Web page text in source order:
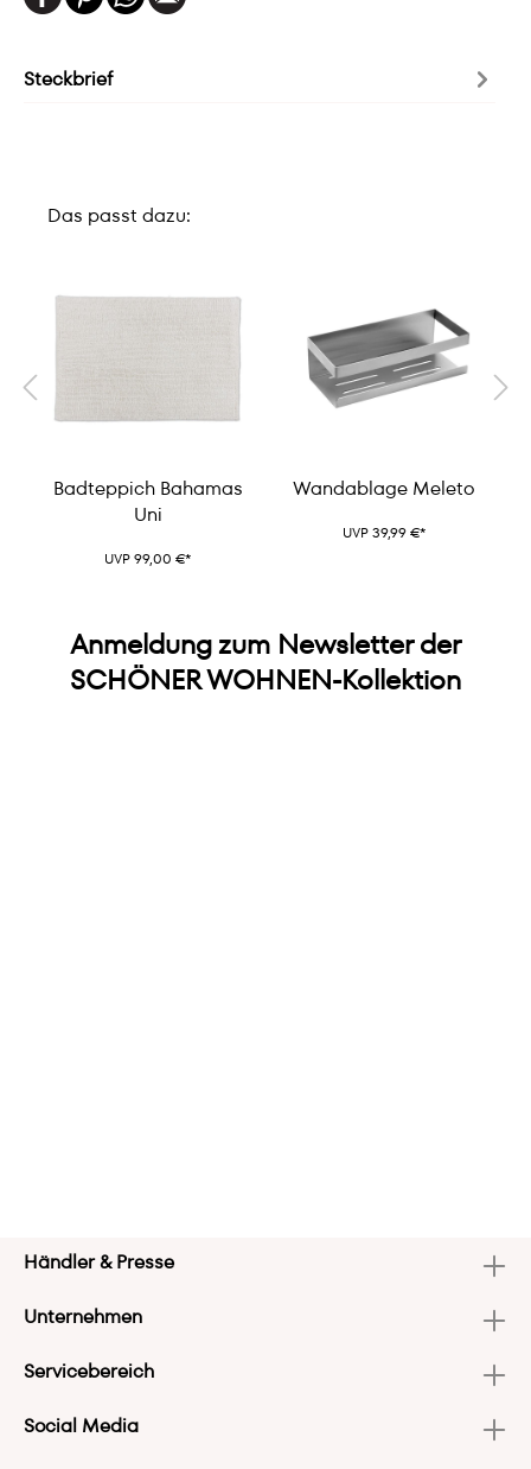
Steckbrief
Das passt dazu:
Badteppich Bahamas
Uni
UVP 99,00 €*
Wandablage Meleto
UVP 39,99 €*
Anmeldung zum Newsletter der
SCHÖNER WOHNEN-Kollektion
Händler & Presse
Unternehmen
Servicebereich
Social Media